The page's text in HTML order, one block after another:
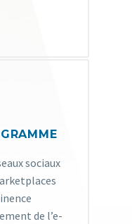
sociaux
de l’e-